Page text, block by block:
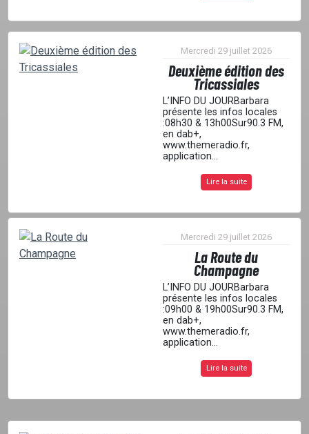
Mercredi 29 juillet 2026
Deuxième édition des
Tricassiales
L’INFO DU JOURBarbara
présente les infos locales
:08h30 & 13h00Sur90.3 FM,
en dab+,
www.themeradio.fr,
application...
Lire la suite
Mercredi 29 juillet 2026
La Route du
Champagne
L’INFO DU JOURBarbara
présente les infos locales
:09h00 & 19h00Sur90.3 FM,
en dab+,
www.themeradio.fr,
application...
Lire la suite